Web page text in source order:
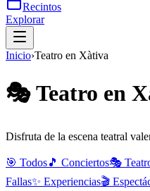
Recintos
Explorar
Inicio›Teatro en Xàtiva
🎭Teatro en
Disfruta de la escena teatral
🎯 Todos🎵 Conciertos🎭
Fallas✨ Experiencias🎬